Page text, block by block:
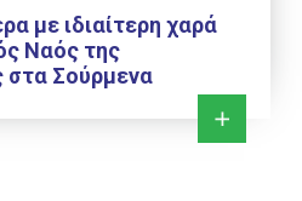
με ιδιαίτερη χαρά
Ναός της
Σούρμενα